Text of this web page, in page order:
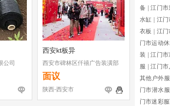
公司
西安kt板异
西安市碑林区仟禧广告装潢部
面议
陕西-西安市
备
江门市
水缸
江
衣板
江
门市运动
装
江门市
服
江门市
其他户外
门市潜水服
门市迷彩